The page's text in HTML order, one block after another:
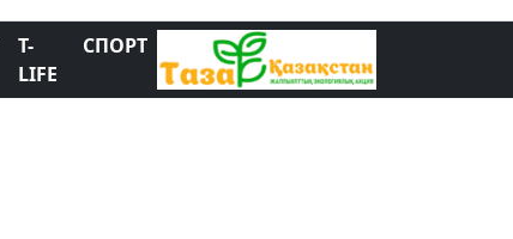
T-
LIFE
СПОРТ